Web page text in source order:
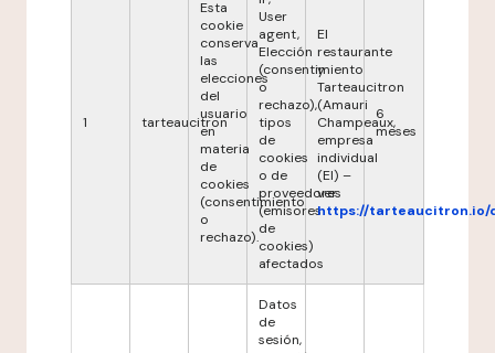
1 tarteaucitron
Esta
cookie
conserva
las
elecciones
del
usuario
en
materia
de
cookies
(consentimiento
o
rechazo).
User
agent,
Elección
(consentimiento
o
rechazo),
tipos
de
cookies
o de
proveedores
(emisores
de
cookies)
afectados
El
restaurante
y
Tarteaucitron
(Amauri
Champeaux,
empresa
individual
(EI) –
ver
https://tarteaucitron.io/
6
meses
Datos
de
sesión,